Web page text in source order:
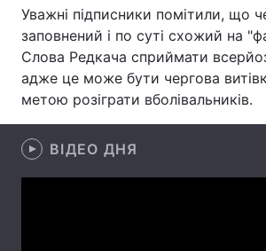
Архів Вакансії
Контакти
Послуги
Уважні підписники помітили, що
заповнений і по суті схожий на
Слова Редкача сприймати
адже це може бути чергова
метою розіграти вболівальників.
ВІДЕО ДНЯ